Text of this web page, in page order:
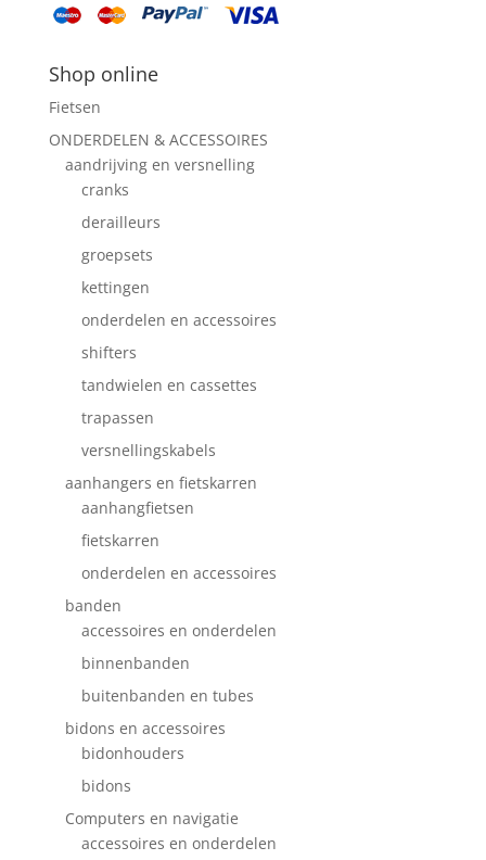
Shop online
Fietsen
ONDERDELEN & ACCESSOIRES
aandrijving en versnelling
cranks
derailleurs
groepsets
kettingen
onderdelen en accessoires
shifters
tandwielen en cassettes
trapassen
versnellingskabels
aanhangers en fietskarren
aanhangfietsen
fietskarren
onderdelen en accessoires
banden
accessoires en onderdelen
binnenbanden
buitenbanden en tubes
bidons en accessoires
bidonhouders
bidons
Computers en navigatie
accessoires en onderdelen